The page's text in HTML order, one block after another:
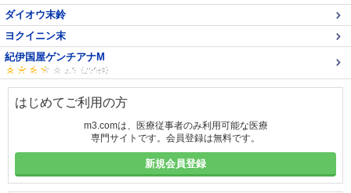
ダイオウ末鈴
ヨクイニン末
紀伊国屋ゲンチアナM
はじめてご利用の方
m3.comは、医療従事者のみ利用可能な医療
専門サイトです。会員登録は無料です。
新規会員登録